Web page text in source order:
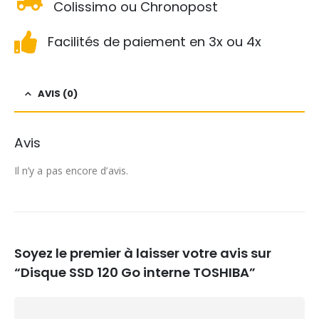
Colissimo ou Chronopost
Facilités de paiement en 3x ou 4x
AVIS (0)
Avis
Il n’y a pas encore d’avis.
Soyez le premier à laisser votre avis sur
“Disque SSD 120 Go interne TOSHIBA”